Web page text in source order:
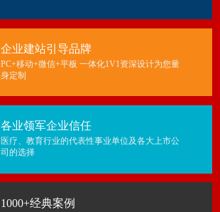
企业建站引导品牌
PC+移动+微信+平板 一体化1V1资深设计为您量
身定制
各业领军企业信任
医疗、教育行业的代表性事业单位及各大上市公
司的选择
1000+经典案例